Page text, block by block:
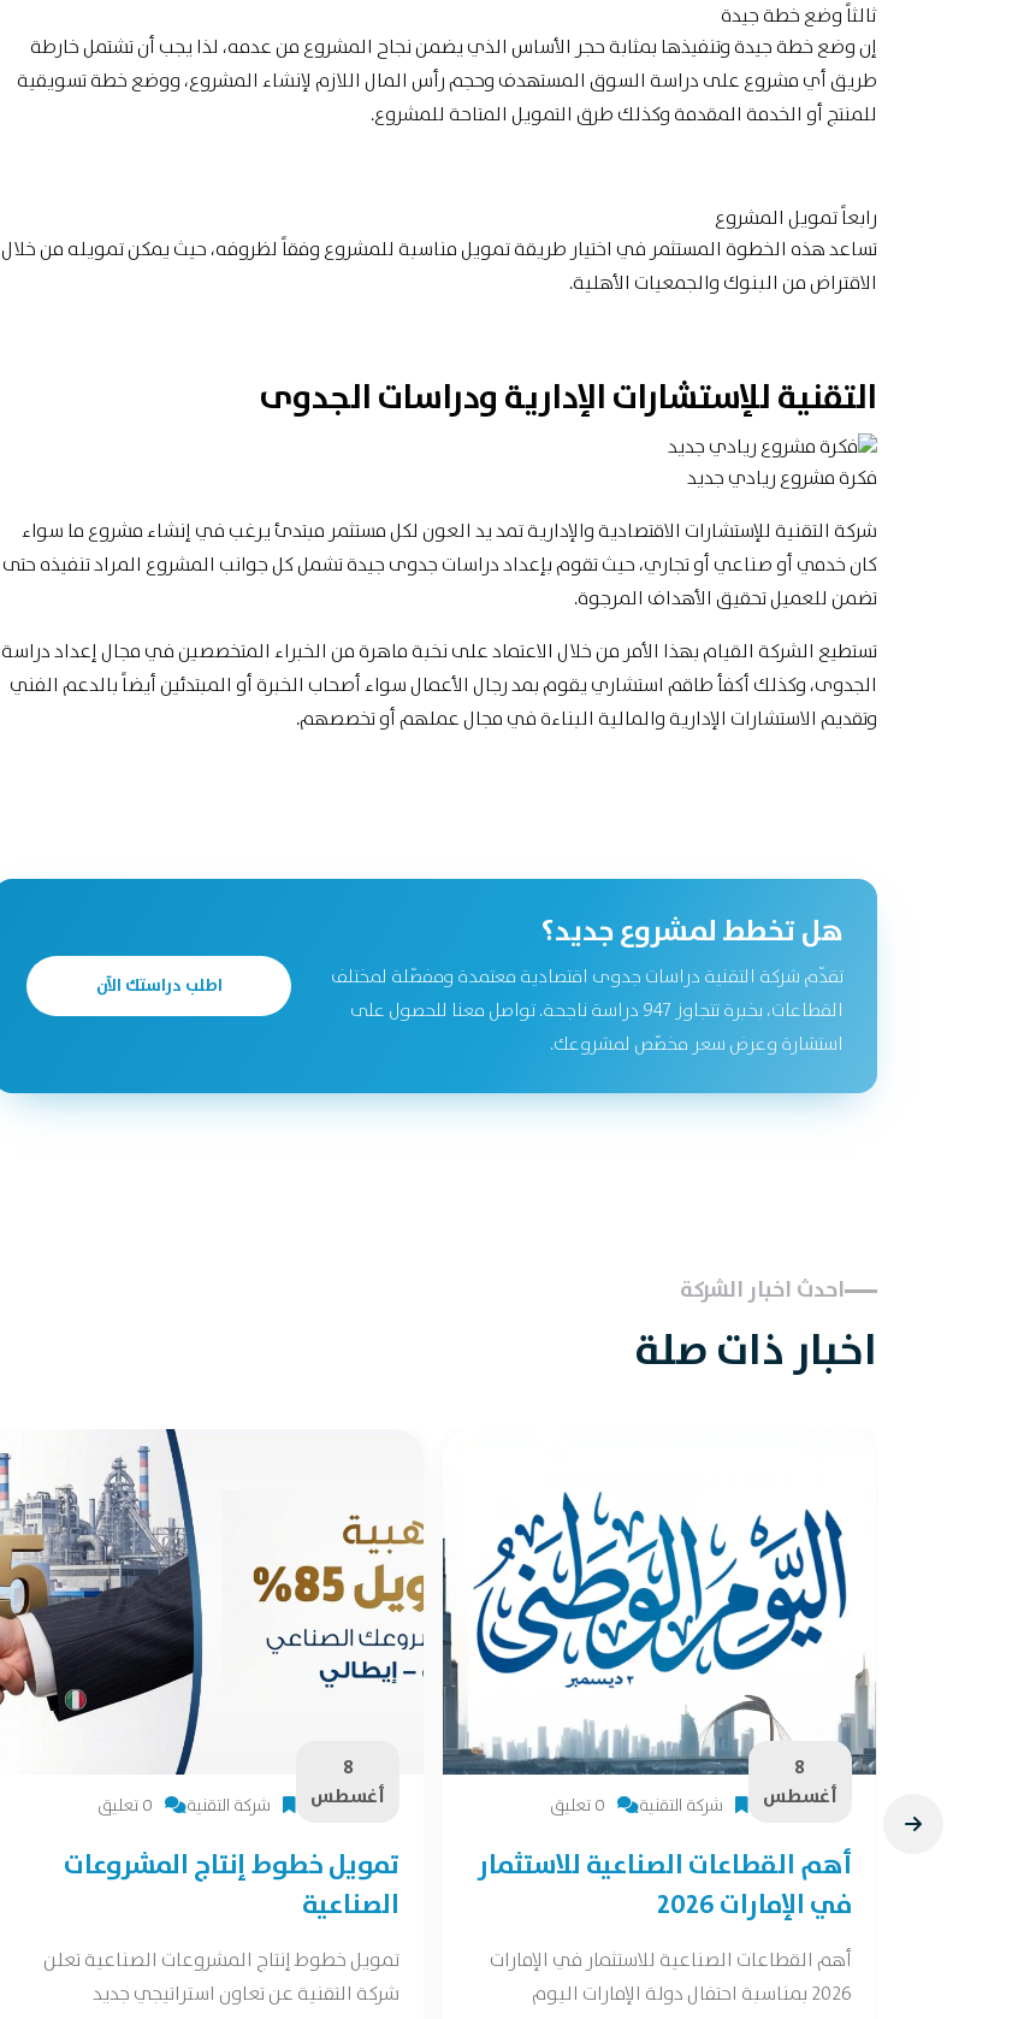
ثالثاً وضع خطة جيدة
إن وضع خطة جيدة وتنفيذها بمثابة حجر الأساس الذي يضمن نجاح المشروع من عدمه، لذا يجب أن تشتمل خارطة
طريق أي مشروع على دراسة السوق المستهدف وحجم رأس المال اللازم لإنشاء المشروع، ووضع خطة تسويقية
للمنتج أو الخدمة المقدمة وكذلك طرق التمويل المتاحة للمشروع.
رابعاً تمويل المشروع
تساعد هذه الخطوة المستثمر في اختيار طريقة تمويل مناسبة للمشروع وفقاً لظروفه، حيث يمكن تمويله من خلال
الاقتراض من البنوك والجمعيات الأهلية.
التقنية للإستشارات الإدارية ودراسات الجدوى
فكرة مشروع ريادي جديد
شركة التقنية للإستشارات الاقتصادية والإدارية تمد يد العون لكل مستثمر مبتدئ يرغب في إنشاء مشروع ما سواء
كان خدمي أو صناعي أو تجاري، حيث تقوم بإعداد دراسات جدوى جيدة تشمل كل جوانب المشروع المراد تنفيذه حتى
تضمن للعميلتحقيق الأهداف المرجوة.
تستطيع الشركة القيام بهذا الأمر من خلال الاعتماد على نخبة ماهرة من الخبراء المتخصصين في مجال إعداد دراسة
الجدوى، وكذلك أكفأ طاقم استشاري يقوم بمد رجال الأعمال سواء أصحاب الخبرة أو المبتدئين أيضاً بالدعم الفني
وتقديم الاستشارات الإدارية والمالية البناءة في مجال عملهم أو تخصصهم.
هل تخطط لمشروع جديد؟
تقدّم شركة التقنية دراسات جدوى اقتصادية معتمدة ومفصّلة لمختلف
القطاعات، بخبرة تتجاوز 947 دراسة ناجحة. تواصل معنا للحصول على
استشارة وعرض سعر مخصّص لمشروعك.
اطلب دراستك الآن
احدث اخبار الشركة
اخبار ذات صلة
8
أغسطس
شركة التقنية 0 تعليق
تمويل خطوط إنتاج المشروعات
الصناعية
تمويل خطوط إنتاج المشروعات الصناعية تعلن
شركة التقنية عن تعاون استراتيجي جديد
8
أغسطس
شركة التقنية 0 تعليق
أهم القطاعات الصناعية للاستثمار
في الإمارات 2026
أهم القطاعات الصناعية للاستثمار في الإمارات
2026 بمناسبة احتفال دولة الإمارات اليوم